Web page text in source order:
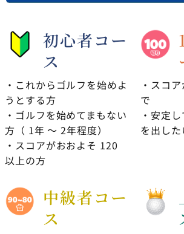
初心者コー
ス
・これからゴルフを始めよ
うとする方
・ゴルフを始めてまもない
方（ 1年 〜 2年程度）
・スコアがおおよそ 120
以上の方
・スコ
で
・安定
を出し
中級者コー
ス